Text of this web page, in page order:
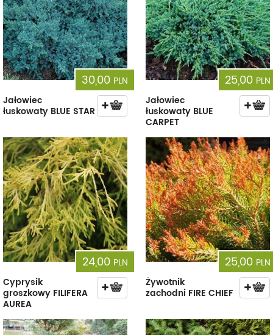
30,00 PLN
Jałowiec
łuskowaty BLUE STAR
25,00 PLN
Jałowiec
łuskowaty BLUE
CARPET
24,00 PLN
Cyprysik
groszkowy FILIFERA
AUREA
25,00 PLN
Żywotnik
zachodni FIRE CHIEF